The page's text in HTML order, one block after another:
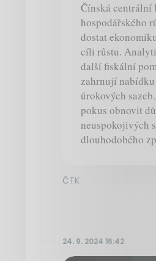
Čínská centrální
hospodářského
dostat
cíli růstu.
další fiskální
zahrnují
úrokových
pokus obnovit
neuspokojivých
dlouhodobého
ČTK
24. 9. 2024 16:42